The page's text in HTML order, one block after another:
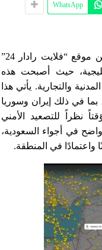
WhatsApp
أظهرت خرائط متابعة الطيران المباشر من موقع “فلايت رادار 24”
حيث أصبحت هذه
والتجارية. يأتي هذا
بما في ذلك إيران وسوريا
نظراً للتصعيد الأمني
في أجواء السعودية،
واعتمادًا في المنطقة.